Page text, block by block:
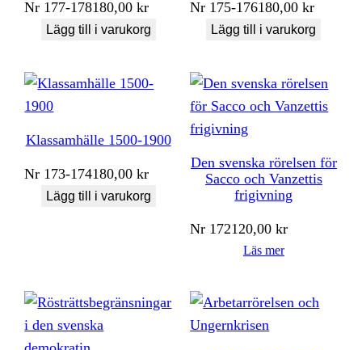
Nr 177-178180,00kr
Lägg till i varukorg
Nr 175-176180,00kr
Lägg till i varukorg
Klassamhälle 1500-1900
Nr 173-174180,00kr
Lägg till i varukorg
Den svenska rörelsen för
Sacco och Vanzettis
frigivning
Nr 172120,00kr
Läs mer